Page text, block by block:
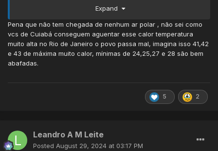
Expand
Pena que não tem chegada de nenhum ar polar , não sei como
vcs de Cuiabá conseguem aguentar esse calor temperatura
muito alta no Rio de Janeiro o povo passa mal, imagina isso 41,42
e 43 de máxima muito calor, mínimas de 24,25,27 e 28 são bem
abafadas.
5 2
Leandro A M Leite
Posted August 29, 2024 at 03:17 PM